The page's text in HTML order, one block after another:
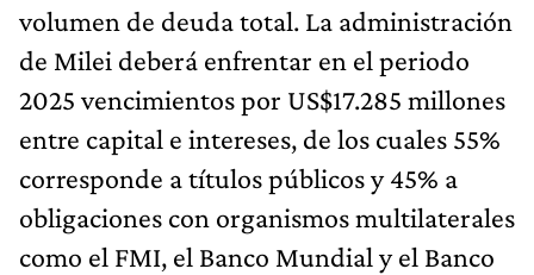
volumen de deuda total. La administración
de Milei deberá enfrentar en el periodo
2025 vencimientos por US$17.285 millones
entre capital e intereses, de los cuales 55%
corresponde a títulos públicos y 45% a
obligaciones con organismos multilaterales
como el FMI, el Banco Mundial y el Banco